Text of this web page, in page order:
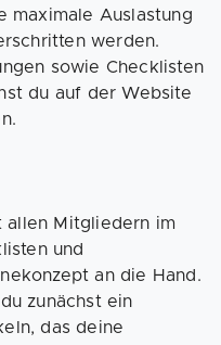
maximale Auslastung
werden.
sowie Checklisten
du auf der Website
allen Mitgliedern im
und
an die Hand.
zunächst ein
das deine